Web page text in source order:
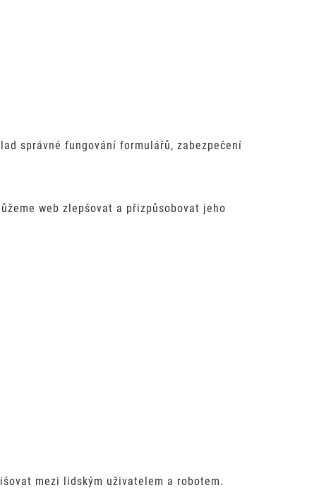
správné fungování formulářů, zabezpečení
web zlepšovat a přizpůsobovat jeho
mezi lidským uživatelem a robotem.